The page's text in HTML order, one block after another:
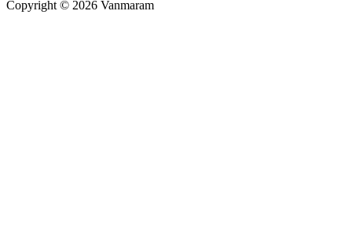
Copyright © 2026 Vanmaram